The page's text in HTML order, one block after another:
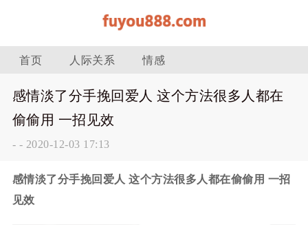
首页 人际关系 情感
感情淡了分手挽回爱人 这个方法很多人都在
偷偷用 一招见效
- - 2020-12-03 17:13
感情淡了分手挽回爱人 这个方法很多人都在偷偷用 一招
见效